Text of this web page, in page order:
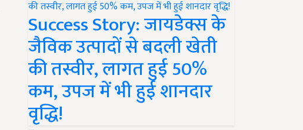
Success Story: जायडेक्स के
जैविक उत्पादों से बदली खेती
की तस्वीर, लागत हुई 50%
कम, उपज में भी हुई शानदार
वृद्धि!